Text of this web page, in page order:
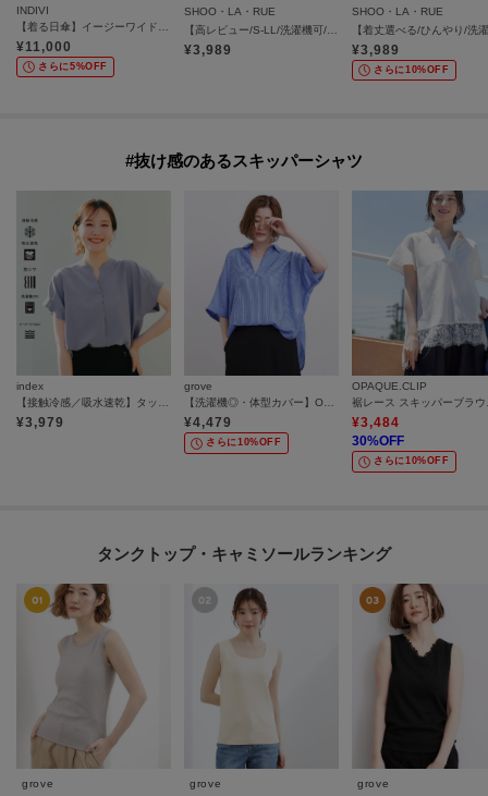
INDIVI
¥11,000
さらに5%OFF
SHOO・LA・RUE
¥3,989
SHOO・LA・RUE
¥3,989
さらに10%OFF
#抜け感のあるスキッパーシャツ
index
【接触冷感／吸水速乾】タックスキッパーブラウス《防シワ／イージーアイロン／洗濯機OK／9col》
¥3,979
grove
【洗濯機◎・体型カバー】ON/OFF使える、シアースキッパーシャツ
¥4,479
さらに10%OFF
OPAQUE.CLIP
裾レ
¥3,484
30%OFF
さらに10%OFF
タンクトップ・キャミソールランキング
grove
grove
grove